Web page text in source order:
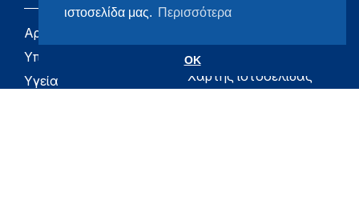
ιστοσελίδα μας. Περισσότερα
OK
Αρχική
Υπουργείο
Υγεία
Υγεία
Χάρτης ιστοσελίδας